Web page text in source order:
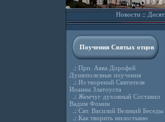
Новости::
Поучения Святых отцов
.: Прп. Авва Дорофей
Душеполезные поучения
.: Из творений Святителя
Иоанна Златоуста
.: Жемчуг духовный Составил
Вадим Фомин
.: Свт. Василий Великий Беседы
.: Как творить милостыню